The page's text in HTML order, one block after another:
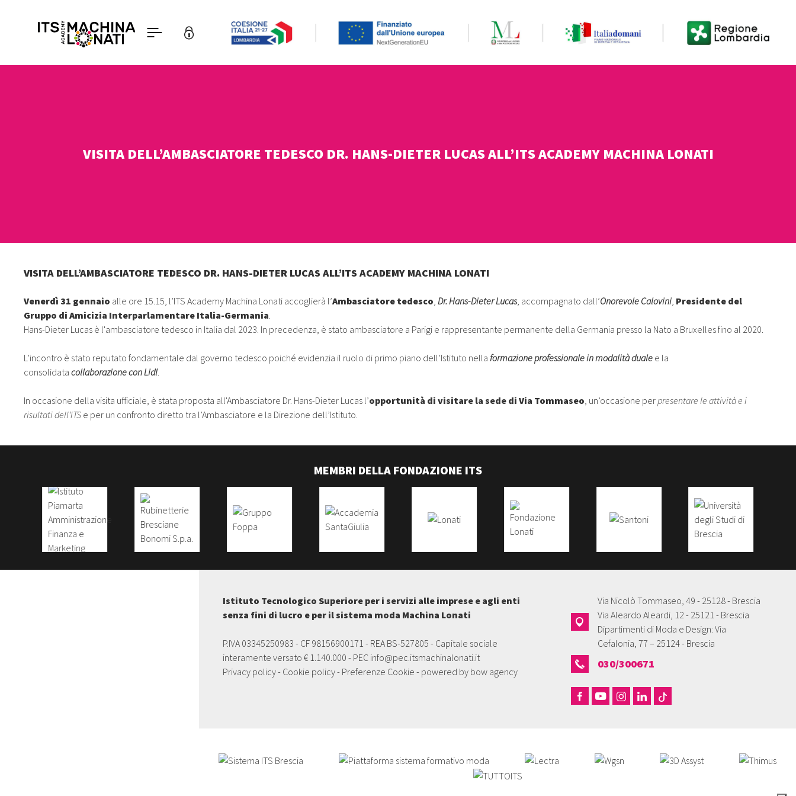
VISITA DELL’AMBASCIATORE TEDESCO DR. HANS-DIETER LUCAS ALL’ITS ACADEMY MACHINA LONATI
VISITA DELL’AMBASCIATORE TEDESCO DR. HANS-DIETER LUCAS ALL’ITS ACADEMY MACHINA LONATI
Venerdì 31 gennaio alle ore 15.15, l’ITS Academy Machina Lonati accoglierà l’Ambasciatore tedesco, Dr. Hans-Dieter Lucas, accompagnato dall’Onorevole Calovini, Presidente del
Gruppo di Amicizia Interparlamentare Italia-Germania.
Hans-Dieter Lucas è l'ambasciatore tedesco in Italia dal 2023. In precedenza, è stato ambasciatore a Parigi e rappresentante permanente della Germania presso la Nato a Bruxelles fino al 2020.
L’incontro è stato reputato fondamentale dal governo tedesco poiché evidenzia il ruolo di primo piano dell’Istituto nella formazione professionale in modalità duale e la
consolidata collaborazione con Lidl.
In occasione della visita ufficiale, è stata proposta all'Ambasciatore Dr. Hans-Dieter Lucas l’opportunità di visitare la sede di Via Tommaseo, un’occasione perpresentare le attività e i
risultati dell’ITS e per un confronto diretto tra l’Ambasciatore e la Direzione dell’Istituto.
MEMBRI DELLA FONDAZIONE ITS
Istituto Tecnologico Superiore per i servizi alle imprese e agli enti
senza fini di lucro e per il sistema moda Machina Lonati
P.IVA 03345250983 - CF 98156900171 - REA BS-527805 - Capitale sociale
interamente versato € 1.140.000 - PEC info@pec.itsmachinalonati.it
Privacy policy- Cookie policy- Preferenze Cookie - powered by bow agency
Via Nicolò Tommaseo, 49 - 25128 - Brescia
Via Aleardo Aleardi, 12 - 25121 - Brescia
Dipartimenti di Moda e Design: Via
Cefalonia, 77 – 25124 - Brescia
030/300671